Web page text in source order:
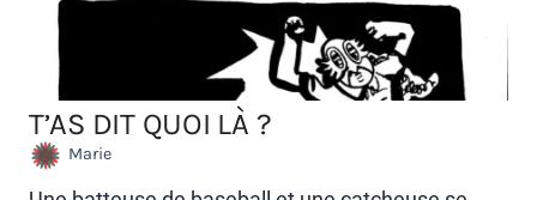
T’AS DIT QUOI LÀ ?
Marie